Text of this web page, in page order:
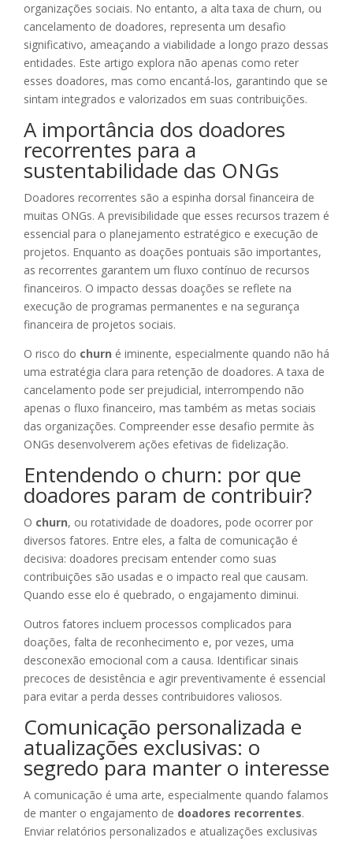
organizações sociais. No entanto, a alta taxa de churn, ou
cancelamento de doadores, representa um desafio
significativo, ameaçando a viabilidade a longo prazo dessas
entidades. Este artigo explora não apenas como reter
esses doadores, mas como encantá-los, garantindo que se
sintam integrados e valorizados em suas contribuições.
A importância dos doadores
recorrentes para a
sustentabilidade das ONGs
Doadores recorrentes são a espinha dorsal financeira de
muitas ONGs. A previsibilidade que esses recursos trazem é
essencial para o planejamento estratégico e execução de
projetos. Enquanto as doações pontuais são importantes,
as recorrentes garantem um fluxo contínuo de recursos
financeiros. O impacto dessas doações se reflete na
execução de programas permanentes e na segurança
financeira de projetos sociais.
O risco do churn é iminente, especialmente quando não há
uma estratégia clara para retenção de doadores. A taxa de
cancelamento pode ser prejudicial, interrompendo não
apenas o fluxo financeiro, mas também as metas sociais
das organizações. Compreender esse desafio permite às
ONGs desenvolverem ações efetivas de fidelização.
Entendendo o churn: por que
doadores param de contribuir?
O churn, ou rotatividade de doadores, pode ocorrer por
diversos fatores. Entre eles, a falta de comunicação é
decisiva: doadores precisam entender como suas
contribuições são usadas e o impacto real que causam.
Quando esse elo é quebrado, o engajamento diminui.
Outros fatores incluem processos complicados para
doações, falta de reconhecimento e, por vezes, uma
desconexão emocional com a causa. Identificar sinais
precoces de desistência e agir preventivamente é essencial
para evitar a perda desses contribuidores valiosos.
Comunicação personalizada e
atualizações exclusivas: o
segredo para manter o interesse
A comunicação é uma arte, especialmente quando falamos
de manter o engajamento de doadores recorrentes.
Enviar relatórios personalizados e atualizações exclusivas